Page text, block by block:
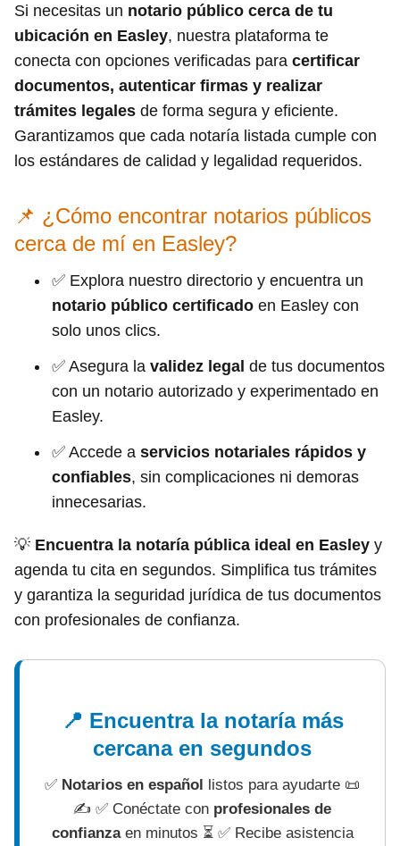
Si necesitas un notario público cerca de tu
ubicación en Easley, nuestra plataforma te
conecta con opciones verificadas para certificar
documentos, autenticar firmas y realizar
trámites legales de forma segura y eficiente.
Garantizamos que cada notaría listada cumple con
los estándares de calidad y legalidad requeridos.
📌 ¿Cómo encontrar notarios públicos
cerca de mí en Easley?
✅ Explora nuestro directorio y encuentra un
notario público certificado en Easley con
solo unos clics.
✅ Asegura la validez legal de tus documentos
con un notario autorizado y experimentado en
Easley.
✅ Accede a servicios notariales rápidos y
confiables, sin complicaciones ni demoras
innecesarias.
💡 Encuentra la notaría pública ideal en Easley y
agenda tu cita en segundos. Simplifica tus trámites
y garantiza la seguridad jurídica de tus documentos
con profesionales de confianza.
📍 Encuentra la notaría más
cercana en segundos
✅ Notarios en español listos para ayudarte 📜
✍ ✅ Conéctate con profesionales de
confianzaen minutos ⏳ ✅ Recibe asistencia